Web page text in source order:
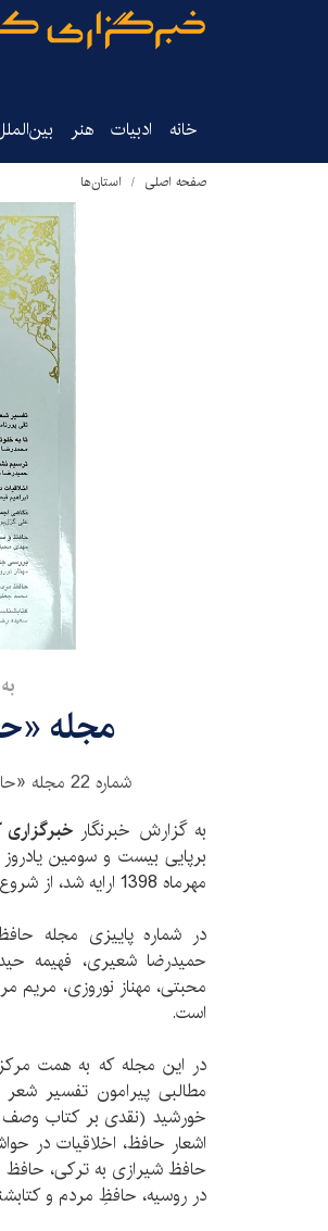
خانه ادبیات هنر
صفحه اصلی استان‌ها
مجله
شماره 22 مجله «حافظ پژوهی» به مناسبت یادروز حافظ منتشر شد.
به گزارش خبرنگار
مهرماه 1398 ارایه شد، از شروع به کار دوره جدید این مجله، سخن رفته است.
در شماره پاییزی مجله
حمیدرضا شعیری، فهیمه
محبتی، مهناز نوروزی، مریم
است.
در این مجله که به همت
مطالبی پیرامون تفسیر شعر
خورشید (نقدی بر کتاب وصف
اشعار حافظ، اخلاقیات در
حافظ شیرازی به ترکی، حافظ
در روسیه، حافظِ مردم و کتابشناسی حافظ در سال